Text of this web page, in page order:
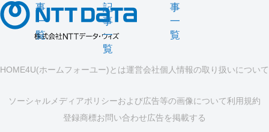
事
一
覧
記
事
一
覧
事
一
覧
HOME4U(ホームフォーユー)とは運営会社個人情報の取り扱いについて
ソーシャルメディアポリシーおよび広告等の画像について利用規約
登録商標お問い合わせ広告を掲載する